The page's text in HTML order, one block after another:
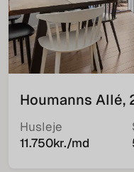
Houmanns Allé,
Husleje
11.750kr./md